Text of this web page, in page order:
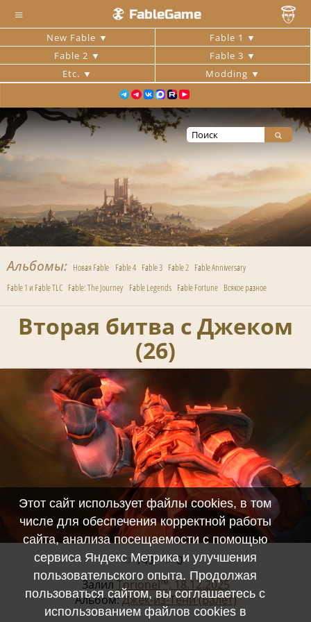
≡ FableGame
New Fable
Fable 1
Fable 2
Fable 3
Etc.
Modding
Альбомы Новая Fable Fable 4 Fable 3 Fable 2 Fable Anniversary
Fable 1 и Fable TLC Fable: The Journey Fable Legends Fable Fortune Всякое разное
Вторая битва с Джеком
(26)
Полный размер -1920x1080/ 1824.1Kb
149
0
ЗалилTorionel™, 18.12.2025
Альбом:Джек-из-Тени (Валет)
Этот сайт использует файлы cookies, в том
числе для обеспечения корректной работы
сайта, анализа посещаемости с помощью
сервиса Яндекс Метрика и улучшения
пользовательского опыта. Продолжая
пользоваться сайтом, вы соглашаетесь с
использованием файлов cookies в